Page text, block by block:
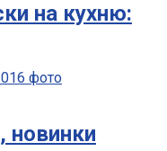
на кухню:
новинки